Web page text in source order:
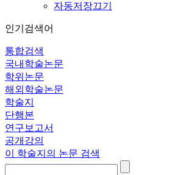
자동저장끄기
인기검색어
통합검색
국내학술논문
학위논문
해외학술논문
학술지
단행본
연구보고서
공개강의
이 학술지의 논문 검색